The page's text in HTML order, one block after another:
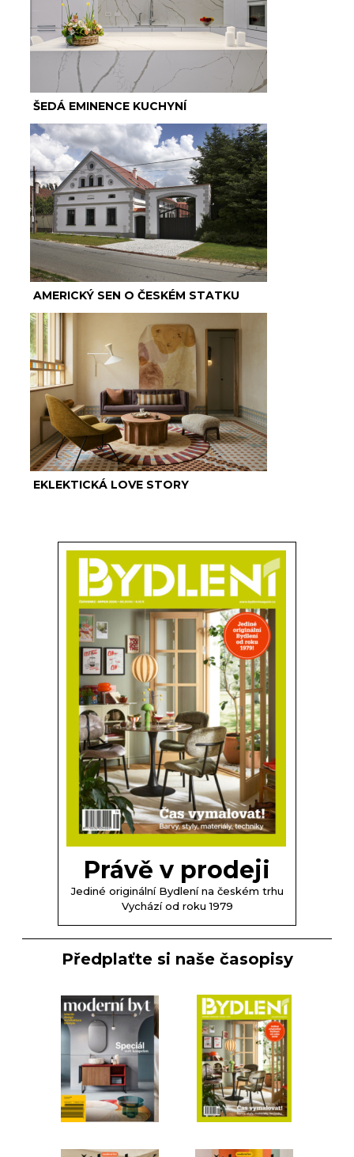
ŠEDÁ EMINENCE KUCHYNÍ
AMERICKÝ SEN O ČESKÉM STATKU
EKLEKTICKÁ LOVE STORY
Právě v prodeji
Jediné originální Bydlení na českém trhu
Vychází od roku 1979
Předplaťte si naše časopisy